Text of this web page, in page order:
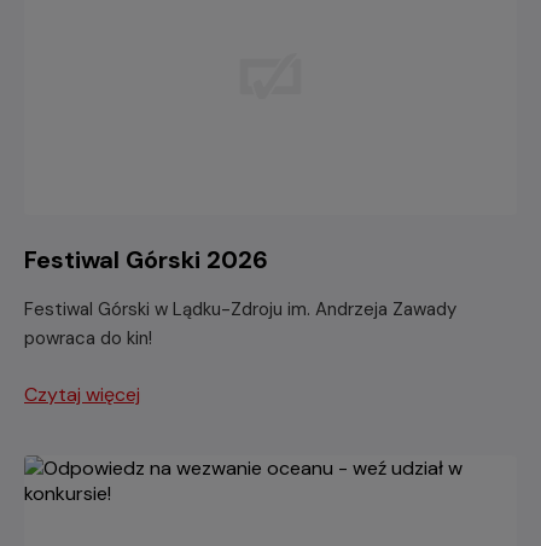
Festiwal Górski 2026
Festiwal Górski w Lądku-Zdroju im. Andrzeja Zawady
powraca do kin!
Czytaj więcej